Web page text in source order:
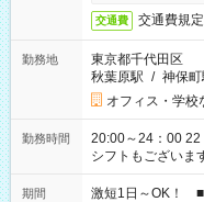
交通費 交通費規
勤務地
東京都千代田区
秋葉原駅 / 神保町
オフィス・学校
勤務時間
20:00～24：00 22：
シフトもございま
期間
激短1日～OK！